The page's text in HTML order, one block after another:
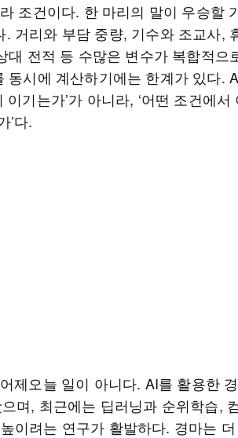
조건이다. 한 마리의 말이 우승할
거리와 부담 중량, 기수와 조교사,
대 전적 등 수많은 변수가 복합적으
동시에 계산하기에는 한계가 있다.
이기는가’가 아니라, ‘어떤 조건에서
’다.
제오늘 일이 아니다. AI를 활용한
며, 최근에는 딥러닝과 순위학습,
이려는 연구가 활발하다. 경마는 더